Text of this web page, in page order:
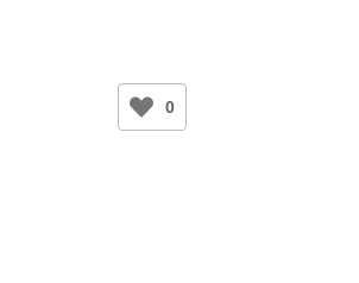
0